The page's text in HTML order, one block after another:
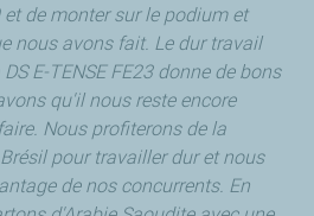
et de monter sur le podium et
nous avons fait. Le dur travail
E-TENSE FE23 donne de bons
qu'il nous reste encore
Nous profiterons de la
pour travailler dur et nous
de nos concurrents. En